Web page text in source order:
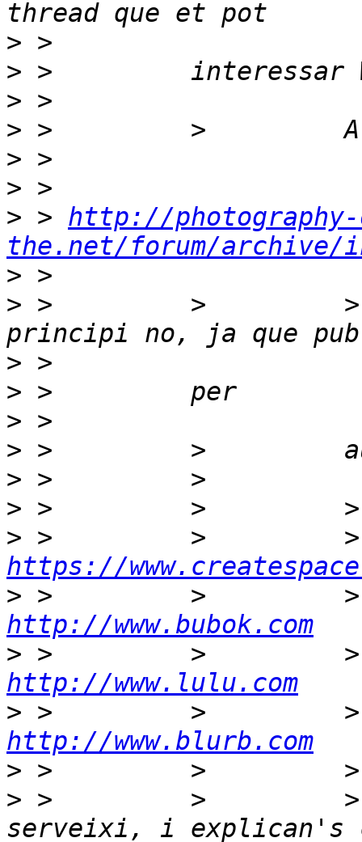
>
>
>
>
>
>
> > http://
the.net/forum/archive/
>
> >         >         >
>
>
>
>
>
>
>
https://
>
http://www.bubok.com
>
http://www.lulu.com
>
http://www.blurb.com
>
> >         >         >